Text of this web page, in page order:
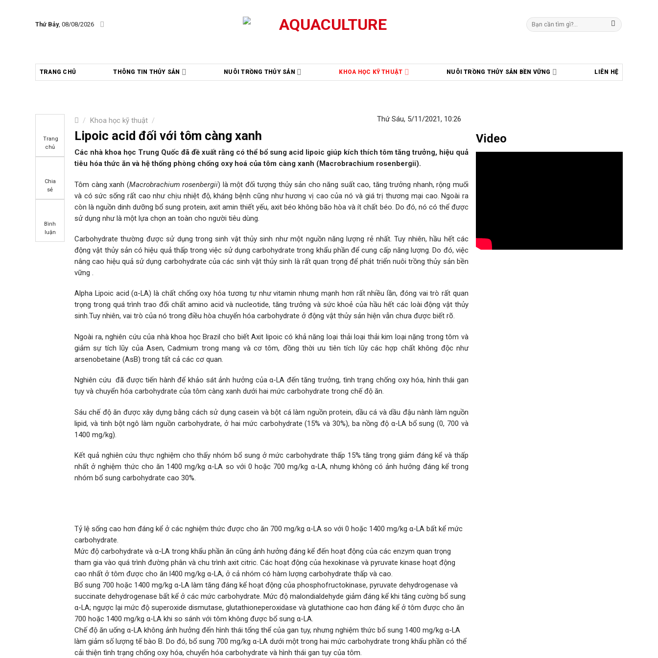
Thứ Bảy, 08/08/2026
Tìm
kiếm:
TRANG CHỦ THÔNG TIN THỦY SẢN NUÔI TRỒNG THỦY SẢN KHOA HỌC KỸ THUẬT NUÔI TRỒNG THỦY SẢN BỀN VỮNG LIÊN HỆ
/ Khoa học kỹ thuật /
Trang
chủ
Chia
sẻ
Bình
luận
Thứ Sáu, 5/11/2021, 10:26
Lipoic acid đối với tôm càng xanh
Các nhà khoa học Trung Quốc đã đề xuất rằng có thể bổ sung acid lipoic giúp kích thích tôm tăng trưởng, hiệu quả
tiêu hóa thức ăn và hệ thống phòng chống oxy hoá của tôm càng xanh (Macrobrachium rosenbergii).
Tôm càng xanh (Macrobrachium rosenbergii) là một đối tượng thủy sản cho năng suất cao, tăng trưởng nhanh, rộng muối
và có sức sống rất cao như chịu nhiệt độ, kháng bệnh cũng như hương vị cao của nó và giá trị thương mại cao. Ngoài ra
còn là nguồn dinh dưỡng bổ sung protein, axit amin thiết yếu, axit béo không bão hòa và ít chất béo. Do đó, nó có thể được
sử dụng như là một lựa chọn an toàn cho người tiêu dùng.
Carbohydrate thường được sử dụng trong sinh vật thủy sinh như một nguồn năng lượng rẻ nhất. Tuy nhiên, hầu hết các
động vật thủy sản có hiệu quả thấp trong việc sử dụng carbohydrate trong khẩu phần để cung cấp năng lượng. Do đó, việc
nâng cao hiệu quả sử dụng carbohydrate của các sinh vật thủy sinh là rất quan trọng để phát triển nuôi trồng thủy sản bền
vững .
Alpha Lipoic acid (α-LA) là chất chống oxy hóa tương tự như vitamin nhưng mạnh hơn rất nhiều lần, đóng vai trò rất quan
trọng trong quá trình trao đổi chất amino acid và nucleotide, tăng trưởng và sức khoẻ của hầu hết các loài động vật thủy
sinh.Tuy nhiên, vai trò của nó trong điều hòa chuyển hóa carbohydrate ở động vật thủy sản hiện vẫn chưa được biết rõ.
Ngoài ra, nghiên cứu của nhà khoa học Brazil cho biết Axit lipoic có khả năng loại thải loại thải kim loại nặng trong tôm và
giảm sự tích lũy của Asen, Cadmium trong mang và cơ tôm, đồng thời ưu tiên tích lũy các hợp chất không độc như
arsenobetaine (AsB) trong tất cả các cơ quan.
Nghiên cứu đã được tiến hành để khảo sát ảnh hưởng của α-LA đến tăng trưởng, tình trạng chống oxy hóa, hình thái gan
tụy và chuyển hóa carbohydrate của tôm càng xanh dưới hai mức carbohydrate trong chế độ ăn.
Sáu chế độ ăn được xây dựng bằng cách sử dụng casein và bột cá làm nguồn protein, dầu cá và dầu đậu nành làm nguồn
lipid, và tinh bột ngô làm nguồn carbohydrate, ở hai mức carbohydrate (15% và 30%), ba nồng độ α-LA bổ sung (0, 700 và
1400 mg/kg).
Kết quả nghiên cứu thực nghiệm cho thấy nhóm bổ sung ở mức carbohydrate thấp 15% tăng trọng giảm đáng kể và thấp
nhất ở nghiệm thức cho ăn 1400 mg/kg α-LA so với 0 hoặc 700 mg/kg α-LA, nhưng không có ảnh hưởng đáng kể trong
nhóm bổ sung carbohydrate cao 30%.
Tỷ lệ sống cao hơn đáng kể ở các nghiệm thức được cho ăn 700 mg/kg α-LA so với 0 hoặc 1400 mg/kg α-LA bất kể mức
carbohydrate.
Mức độ carbohydrate và α-LA trong khẩu phần ăn cũng ảnh hưởng đáng kể đến hoạt động của các enzym quan trọng
tham gia vào quá trình đường phân và chu trình axit citric. Các hoạt động của hexokinase và pyruvate kinase hoạt động
cao nhất ở tôm được cho ăn l400 mg/kg α-LA, ở cả nhóm có hàm lượng carbohydrate thấp và cao.
Bổ sung 700 hoặc 1400 mg/kg α-LA làm tăng đáng kể hoạt động của phosphofructokinase, pyruvate dehydrogenase và
succinate dehydrogenase bất kể ở các mức carbohydrate. Mức độ malondialdehyde giảm đáng kể khi tăng cường bổ sung
α-LA; ngược lại mức độ superoxide dismutase, glutathioneperoxidase và glutathione cao hơn đáng kể ở tôm được cho ăn
700 hoặc 1400 mg/kg α-LA khi so sánh với tôm không được bổ sung α-LA.
Chế độ ăn uống α-LA không ảnh hưởng đến hình thái tổng thể của gan tụy, nhưng nghiệm thức bổ sung 1400 mg/kg α-LA
làm giảm số lượng tế bào B. Do đó, bổ sung 700 mg/kg α-LA dưới một trong hai mức carbohydrate trong khẩu phần có thể
cải thiện tình trạng chống oxy hóa, chuyển hóa carbohydrate và hình thái gan tụy của tôm.
Video